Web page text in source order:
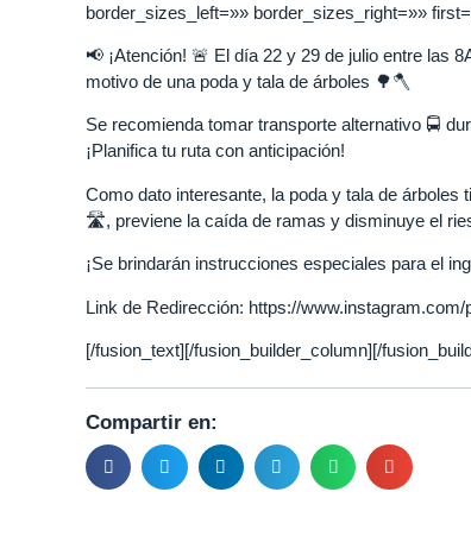
border_sizes_left=»» border_sizes_right=»»
📢 ¡Atención! 🚨 El día 22 y 29 de julio entre las
motivo de una poda y tala de árboles 🌳🪓
Se recomienda tomar transporte alternativo 🚍
¡Planifica tu ruta con anticipación!
Como dato interesante, la poda y tala de
🛣️, previene la caída de ramas y disminuye el
¡Se brindarán instrucciones especiales para el
Link de Redirección: https://
[/fusion_text][/fusion_builder_column][/
Compartir en: